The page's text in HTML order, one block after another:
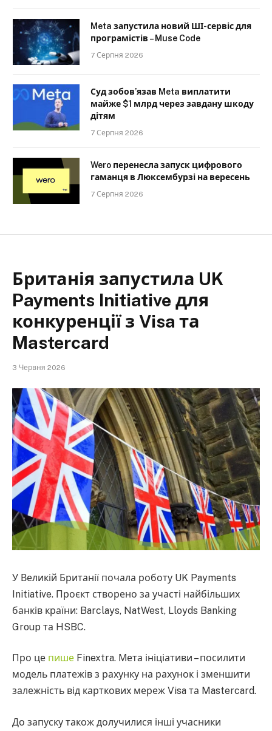
Meta запустила новий ШІ-сервіс для
програмістів – Muse Code
7 Серпня 2026
Суд зобов’язав Meta виплатити
майже $1 млрд через завдану шкоду
дітям
7 Серпня 2026
Wero перенесла запуск цифрового
гаманця в Люксембурзі на вересень
7 Серпня 2026
Британія запустила UK
Payments Initiative для
конкуренції з Visa та
Mastercard
3 Червня 2026
У Великій Британії почала роботу UK Payments
Initiative. Проєкт створено за участі найбільших
банків країни: Barclays, NatWest, Lloyds Banking
Group та HSBC.
Про це пише Finextra. Мета ініціативи – посилити
модель платежів з рахунку на рахунок і зменшити
залежність від карткових мереж Visa та Mastercard.
До запуску також долучилися інші учасники